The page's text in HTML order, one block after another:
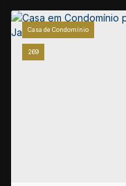
269
Casa de Condomínio